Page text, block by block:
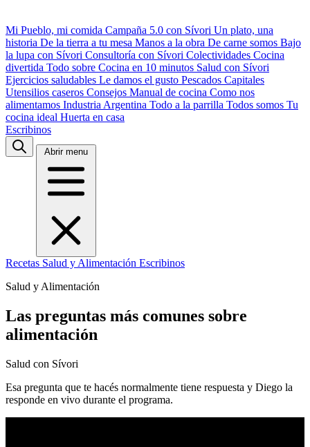
Mi Pueblo, mi comida Campaña 5.0 con Sívori Un plato, una
historia De la tierra a tu mesa Manos a la obra De carne somos Bajo
la lupa con Sívori Consultoría con Sívori Colectividades Cocina
divertida Todo sobre Cocina en 10 minutos Salud con Sívori
Ejercicios saludables Le damos el gusto Pescados Capitales
Utensilios caseros Consejos Manual de cocina Como nos
alimentamos Industria Argentina Todo a la parrilla Todos somos Tu
cocina ideal Huerta en casa
Escribinos
Abrir menu
Recetas Salud y Alimentación Escribinos
Salud y Alimentación
Las preguntas más comunes sobre
alimentación
Salud con Sívori
Esa pregunta que te hacés normalmente tiene respuesta y Diego la
responde en vivo durante el programa.